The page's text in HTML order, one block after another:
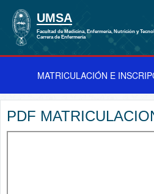
MATRICULACIÓN E
PDF